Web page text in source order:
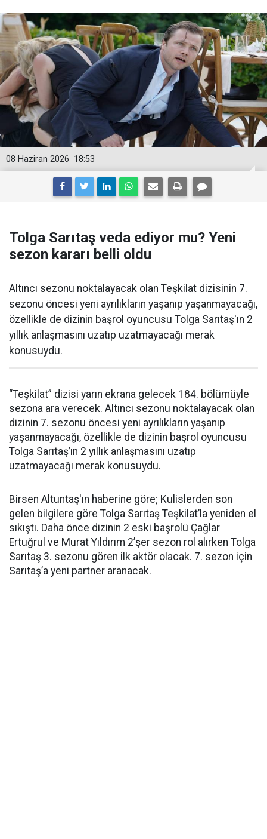
18:53
08 Haziran 2026
Tolga Sarıtaş veda ediyor mu? Yeni
sezon kararı belli oldu
Altıncı sezonu noktalayacak olan Teşkilat dizisinin 7.
sezonu öncesi yeni ayrılıkların yaşanıp yaşanmayacağı,
özellikle de dizinin başrol oyuncusu Tolga Sarıtaş'ın 2
yıllık anlaşmasını uzatıp uzatmayacağı merak
konusuydu.
“Teşkilat” dizisi yarın ekrana gelecek 184. bölümüyle
sezona ara verecek. Altıncı sezonu noktalayacak olan
dizinin 7. sezonu öncesi yeni ayrılıkların yaşanıp
yaşanmayacağı, özellikle de dizinin başrol oyuncusu
Tolga Sarıtaş’ın 2 yıllık anlaşmasını uzatıp
uzatmayacağı merak konusuydu.
Birsen Altuntaş'ın haberine göre; Kulislerden son
gelen bilgilere göre Tolga Sarıtaş Teşkilat’la yeniden el
sıkıştı. Daha önce dizinin 2 eski başrolü Çağlar
Ertuğrul ve Murat Yıldırım 2’şer sezon rol alırken Tolga
Sarıtaş 3. sezonu gören ilk aktör olacak. 7. sezon için
Sarıtaş’a yeni partner aranacak.